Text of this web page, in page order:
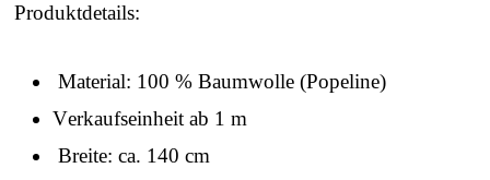
Produktdetails:
Material: 100 % Baumwolle (Popeline)
Verkaufseinheit ab 1 m
Breite: ca. 140 cm